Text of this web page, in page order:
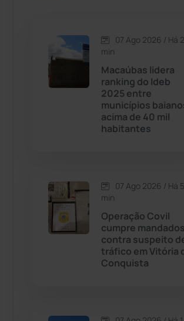
Caetité
Cândido Sales
Caturama
Chapada Diamantina
07 Ago 2026 / Há
min
Macaúbas lidera
ranking do Ideb
2025 entre
municípios
acima de 40 mil
habitantes
07 Ago 2026 / Há
min
Operação Covil
cumpre mandados
contra suspeito
tráfico em Vitória
Conquista